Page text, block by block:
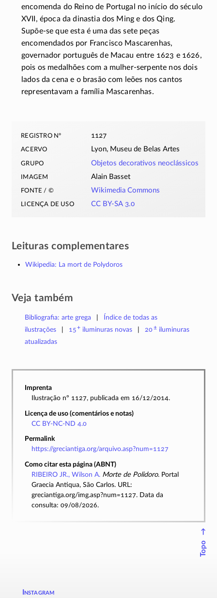
encomenda do Reino de Portugal no início do século
XVII, época da dinastia dos Ming e dos Qing.
Supõe-se que esta é uma das sete peças
encomendados por Francisco Mascarenhas,
governador português de Macau entre 1623 e 1626,
pois os medalhões com a mulher-serpente nos dois
lados da cena e o brasão com leões nos cantos
representavam a família Mascarenhas.
registro nº 1127
acervo Lyon, Museu de Belas Artes
grupo Objetos decorativos neoclássicos
imagem Alain Basset
fonte / © Wikimedia Commons
licença de uso CC BY-SA 3.0
Leituras complementares
Wikipedia: La mort de Polydoros
Veja também
Bibliografia: arte grega
Índice de todas as
ilustrações
15+ iluminuras novas 20±iluminuras
atualizadas
Imprenta
Ilustração nº 1127, publicada em 16/12/2014.
Licença de uso (comentários e notas)
CC BY-NC-ND 4.0
Permalink
https://greciantiga.org/arquivo.asp?num=1127
Como citar esta página (ABNT)
RIBEIRO JR., Wilson A. Morte de Polidoro. Portal
Graecia Antiqua, São Carlos. URL:
greciantiga.org/img.asp?num=1127. Data da
consulta: 09/08/2026.
↑
Topo
Instagram